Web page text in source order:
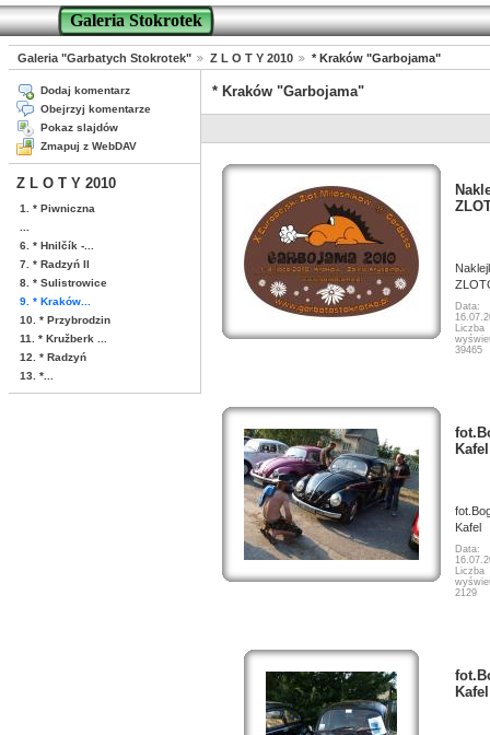
Galeria Stokrotek
Galeria "Garbatych Stokrotek" Z L O T Y 2010 * Kraków "Garbojama"
Dodaj komentarz
Obejrzyj komentarze
Pokaz slajdów
Zmapuj z WebDAV
Z L O T Y 2010
1. * Piwniczna
6. * Hnilčík -...
7. * Radzyń II
8. * Sulistrowice
9. * Kraków...
10. * Przybrodzin
11. * Kružberk ...
12. * Radzyń
13. *...
* Kraków "Garbojama"
Data:
Liczba
39465
Kafel
Kafel
Data:
Liczba
2129
Kafel